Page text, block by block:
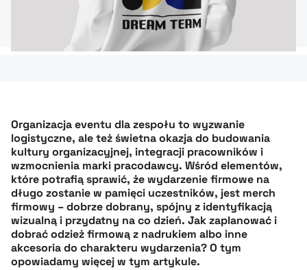
Organizacja eventu dla zespołu to wyzwanie
logistyczne, ale też świetna okazja do budowania
kultury organizacyjnej, integracji pracowników i
wzmocnienia marki pracodawcy. Wśród elementów,
które potrafią sprawić, że wydarzenie firmowe na
długo zostanie w pamięci uczestników, jest merch
firmowy – dobrze dobrany, spójny z identyfikacją
wizualną i przydatny na co dzień. Jak zaplanować i
dobrać odzież firmową z nadrukiem albo inne
akcesoria do charakteru wydarzenia? O tym
opowiadamy więcej w tym artykule.